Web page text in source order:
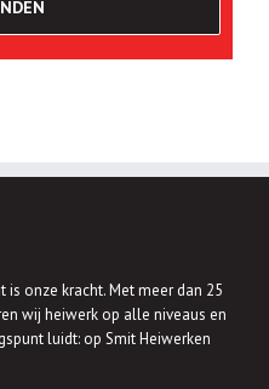
onze kracht. Met meer dan 25
wij heiwerk op alle niveaus en
luidt: op Smit Heiwerken